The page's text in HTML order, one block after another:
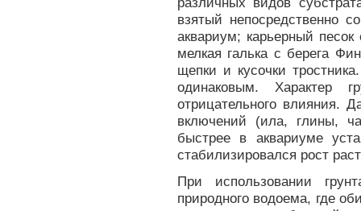
взятый непосредственно
аквариум; карьерный
мелкая галька с берега
щепки и кусочки
одинаковым. Характер
отрицательного влияния.
включений (ила, глины,
быстрее в аквариуме
стабилизировался рост
При использовании
природного водоема, где